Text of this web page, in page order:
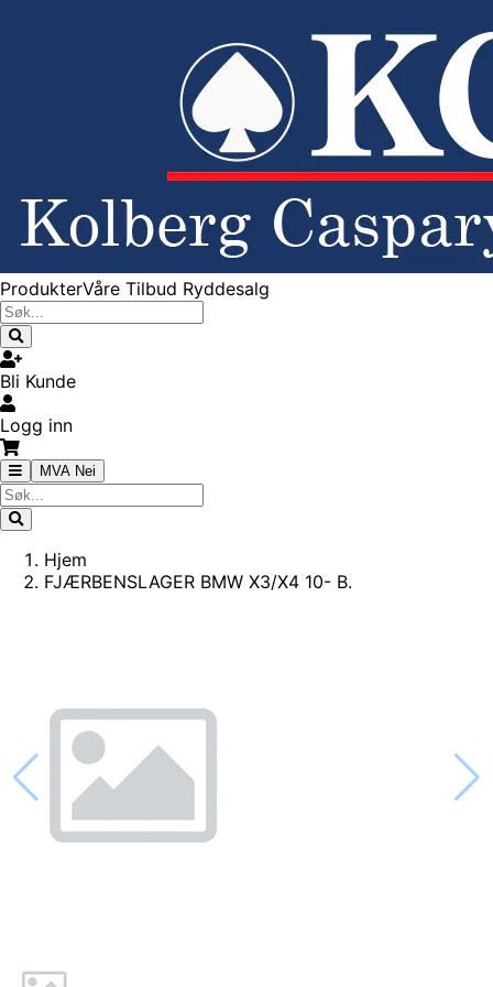
ProdukterVåre Tilbud Ryddesalg
Bli Kunde
Logg inn
MVA Nei
Hjem
FJÆRBENSLAGER BMW X3/X4 10- B.